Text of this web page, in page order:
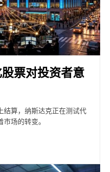
票对投资者意
结算，纳斯达克正在测试代
场的转变。